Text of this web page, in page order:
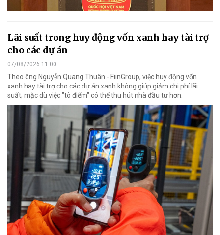
Lãi suất trong huy động vốn xanh hay tài trợ
cho các dự án
07/08/2026 11:00
Theo ông Nguyễn Quang Thuân - FiinGroup, việc huy động vốn
xanh hay tài trợ cho các dự án xanh không giúp giảm chi phí lãi
suất; mặc dù việc "tô điểm" có thể thu hút nhà đầu tư hơn.